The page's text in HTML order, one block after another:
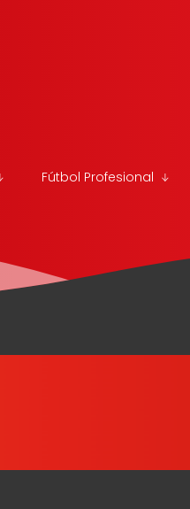
Fútbol Profesional